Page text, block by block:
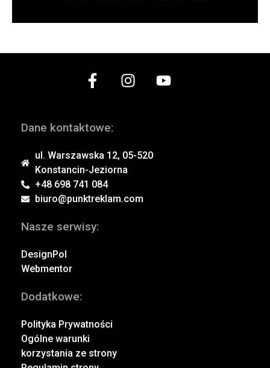
Dane kontaktowe:
ul. Warszawska 12, 05-520
Konstancin-Jeziorna
+48 698 741 084
biuro@punktreklam.com
Nasze serwisy:
DesignPol
Webmentor
Dodatkowe:
Polityka Prywatności
Ogólne warunki
korzystania ze strony